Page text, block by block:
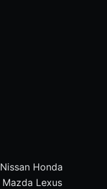
Nissan Honda
Mazda Lexus